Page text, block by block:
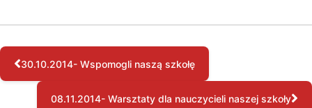
30.10.2014- Wspomogli naszą szkołę
08.11.2014- Warsztaty dla nauczycieli naszej szkoły